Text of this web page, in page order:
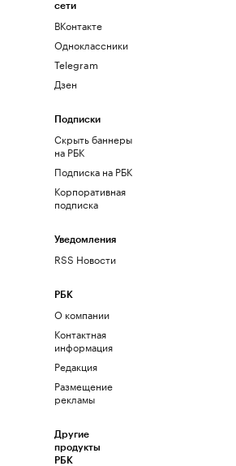
сети
ВКонтакте
Одноклассники
Telegram
Дзен
Подписки
Скрыть баннеры
на РБК
Подписка на РБК
Корпоративная
подписка
Уведомления
RSS Новости
РБК
О компании
Контактная
информация
Редакция
Размещение
рекламы
Другие
продукты
РБК